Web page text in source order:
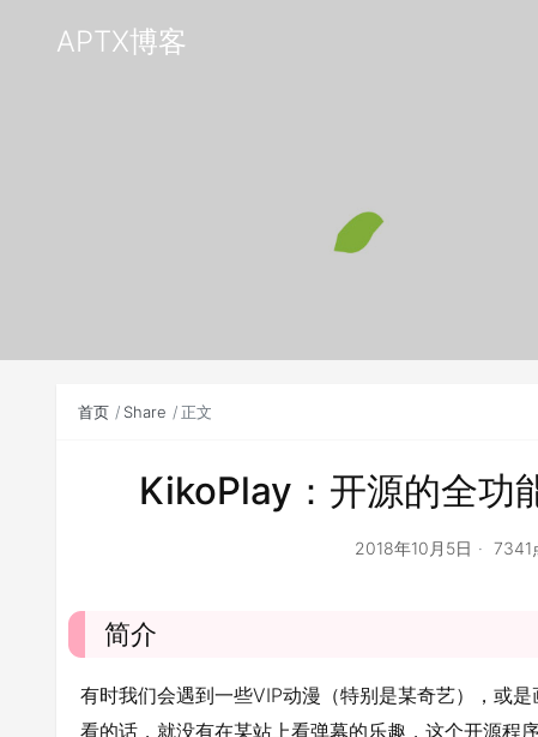
APTX博客
首页 Share 正文
KikoPlay：开源的全功
2018年10月5日 7341
简介
有时我们会遇到一些VIP动漫（特别是某奇艺），或
看的话，就没有在某站上看弹幕的乐趣，这个开源程